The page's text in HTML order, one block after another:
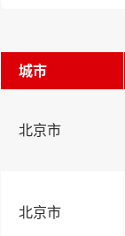
城市
北京市
北京市